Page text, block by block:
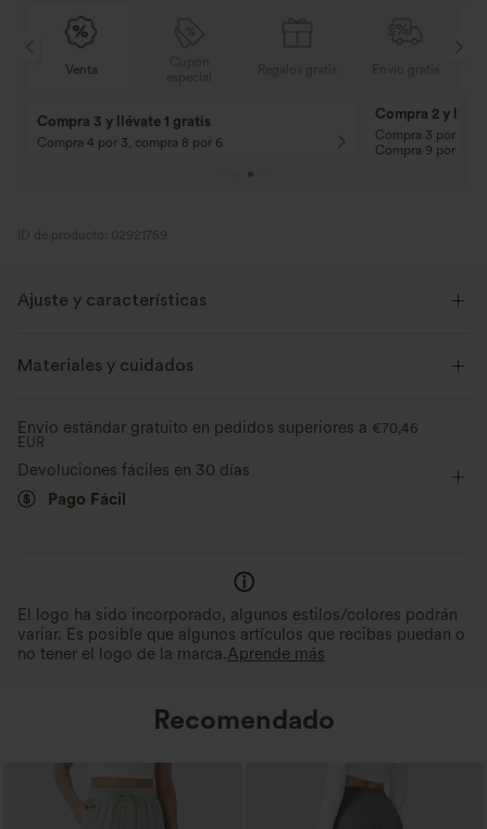
Venta
Compra 3 y llévate 1 gratis
Compra 4 por 3, compra 8 por 6
Compra 2 y
Compra 3 por 2,
Compra 9 por 6
ID de producto: 02921759
Ajuste y características
Cuello barco Plisado
Elasticidad media
Materiales y cuidados
Envío estándar gratuito en pedidos superiores a €70,46
EUR
Devoluciones fáciles en 30 días
Pago Fácil
El logo ha sido incorporado, algunos estilos/colores podrán
variar. Es posible que algunos artículos que recibas puedan o
no tener el logo de la marca.Aprende más
Recomendado